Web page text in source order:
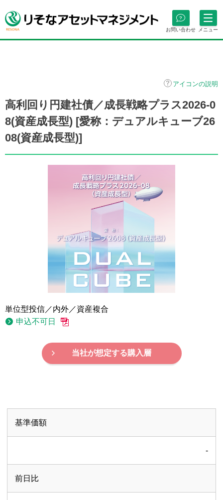
お問い合わせ メニュー
アイコンの説明
高利回り円建社債／成長戦略プラス2026-0
8(資産成長型) [愛称：デュアルキューブ26
08(資産成長型)]
単位型投信／内外／資産複合
申込不可日
当社が想定する購入層
基準価額
-
前日比